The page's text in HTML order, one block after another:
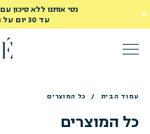
נסי אותנו ללא סיכון
עד 30 יום על המוצר הראשון שלך
עמוד הבית / כל המוצרים
כל המוצרים